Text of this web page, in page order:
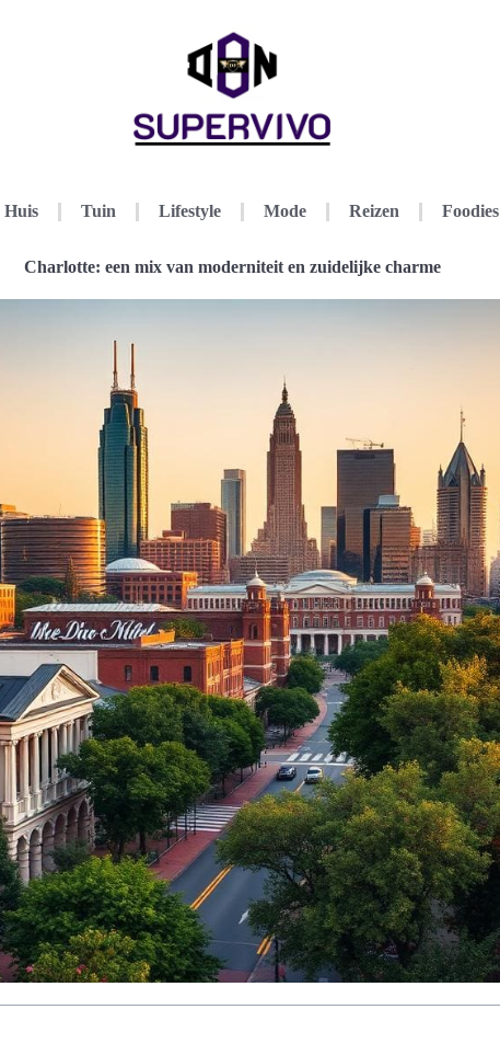
Huis Tuin Lifestyle Mode Reizen Foodies
Charlotte: een mix van moderniteit en zuidelijke charme